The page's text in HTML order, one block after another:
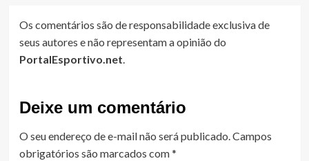
Os comentários são de responsabilidade exclusiva de
seus autores e não representam a opinião do
PortalEsportivo.net.
Deixe um comentário
O seu endereço de e-mail não será publicado.Campos
obrigatórios são marcados com*